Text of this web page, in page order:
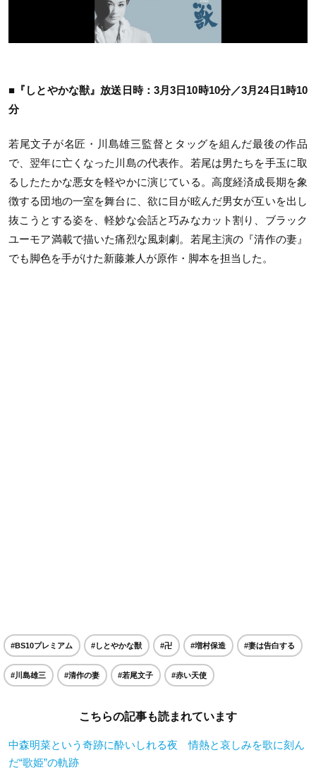
■『しとやかな獣』放送日時：3月3日10時10分／3月24日1時10
分
若尾文子が名匠・川島雄三監督とタッグを組んだ最後の作品
で、翌年に亡くなった川島の代表作。若尾は男たちを手玉に取
るしたたかな悪女を軽やかに演じている。高度経済成長期を象
徴する団地の一室を舞台に、欲に目が眩んだ男女が互いを出し
抜こうとする姿を、軽妙な会話と巧みなカット割り、ブラック
ユーモア満載で描いた痛烈な風刺劇。若尾主演の『清作の妻』
でも脚色を手がけた新藤兼人が原作・脚本を担当した。
#BS10プレミアム #しとやかな獣 #卍 #増村保造 #妻は告白する
#川島雄三 #清作の妻 #若尾文子 #赤い天使
こちらの記事も読まれています
中森明菜という奇跡に酔いしれる夜 情熱と哀しみを歌に刻ん
だ“歌姫”の軌跡